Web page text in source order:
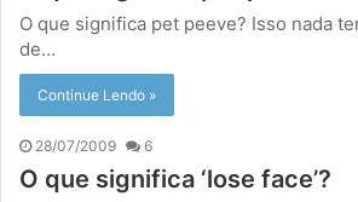
O que significa pet peeve? Isso nada
de…
Continue Lendo »
28/07/2009 6
O que significa ‘lose face’?